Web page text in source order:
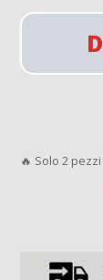
🔥 Solo 2